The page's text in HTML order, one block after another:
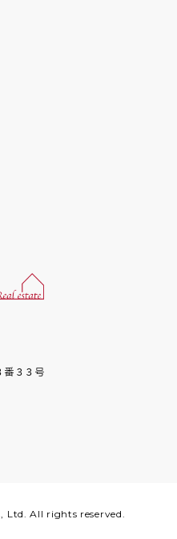
番３３号
Ltd. All rights reserved.